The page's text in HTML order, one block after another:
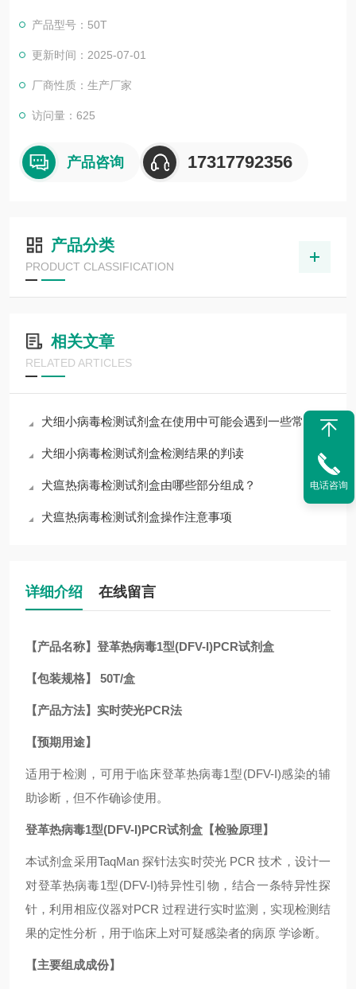
产品型号：50T
更新时间：2025-07-01
厂商性质：生产厂家
访问量：625
产品咨询 17317792356
产品分类
PRODUCT CLASSIFICATION
相关文章
RELATED ARTICLES
犬细小病毒检测试剂盒在使用中可能会遇到一些常见问题
犬细小病毒检测试剂盒检测结果的判读
犬瘟热病毒检测试剂盒由哪些部分组成？
犬瘟热病毒检测试剂盒操作注意事项
详细介绍 在线留言
【产品名称】登革热病毒1型(DFV-I)PCR试剂盒
【包装规格】 50T/盒
【产品方法】实时荧光PCR法
【预期用途】
适用于检测，可用于临床登革热病毒1型(DFV-I)感染的辅
助诊断，但不作确诊使用。
登革热病毒1型(DFV-I)PCR试剂盒【检验原理】
本试剂盒采用TaqMan 探针法实时荧光 PCR 技术，设计一
对登革热病毒1型(DFV-I)特异性引物，结合一条特异性探
针，利用相应仪器对PCR 过程进行实时监测，实现检测结
果的定性分析，用于临床上对可疑感染者的病原 学诊断。
【主要组成成份】
电话咨询